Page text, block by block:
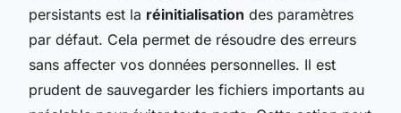
persistants est la réinitialisation des paramètres
par défaut. Cela permet de résoudre des erreurs
sans affecter vos données personnelles. Il est
prudent de sauvegarder les fichiers importants au